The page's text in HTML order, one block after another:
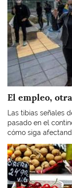
El empleo,
Las tibias señales
pasado en el
cómo siga
Imagen